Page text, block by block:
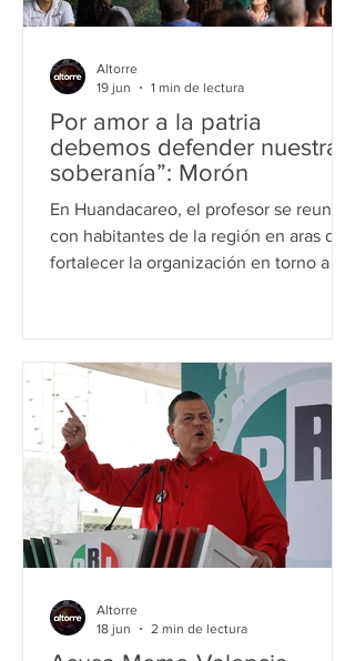
de ciudadanía. Durante la inauguración
Por amor a la patria
debemos defender nuestra
soberanía”: Morón
En Huandacareo, el profesor se reunió
con habitantes de la región en aras de
fortalecer la organización en torno a la
premisa de fortalecer la organización
en torno a la defensa de la soberanía
nacional, el senador de la República,
Raúl Morón Orozco, encabezó una
asamblea informativa en este
municipio, donde se congregaron
pobladores y liderazgos de la región
comprometidos con la consolidación de
la vid
Altorre
19 jun
1 min de lectura
Altorre
18 jun
2 min de lectura